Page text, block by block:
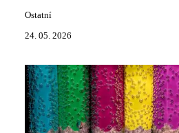
Ostatní
24. 05. 2026